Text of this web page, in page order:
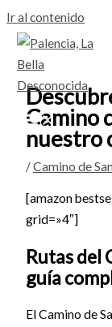
Ir al contenido
Camino
nuestro
/Camino de
[amazon
grid=»4″]
Rutas del
guía
El Camino de